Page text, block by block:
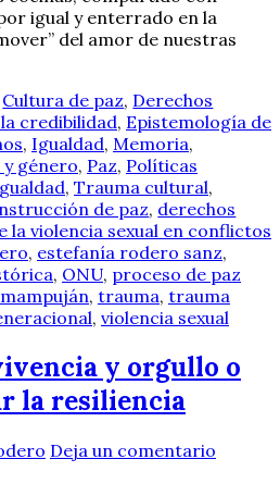
igual y enterrado en la
del amor de nuestras
Cultura de paz, Derechos
credibilidad, Epistemología de
, Igualdad, Memoria,
género, Paz, Políticas
, Trauma cultural,
de paz, derechos
la violencia sexual en conflictos
, estefanía rodero sanz,
, ONU, proceso de paz
, trauma, trauma
, violencia sexual
y orgullo o
la resiliencia
Deja un comentario